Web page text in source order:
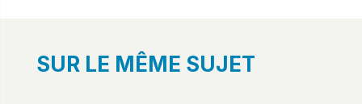
SUR LE MÊME SUJET